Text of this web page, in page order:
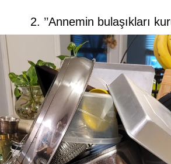
2. ’’Annemin bulaşıkları